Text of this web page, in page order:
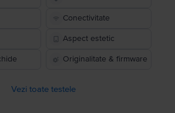
Conectivitate
Aspect estetic
Originalitate & firmware
Vezi toate testele